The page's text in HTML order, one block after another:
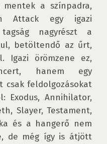
a színpadra,
Attack egy igazi
nagyrészt a
betöltendő az űrt,
Igazi örömzene ez,
hanem egy
csak feldolgozásokat
Exodus, Annihilator,
Slayer, Testament,
és a hangerő nem
de még így is átjött